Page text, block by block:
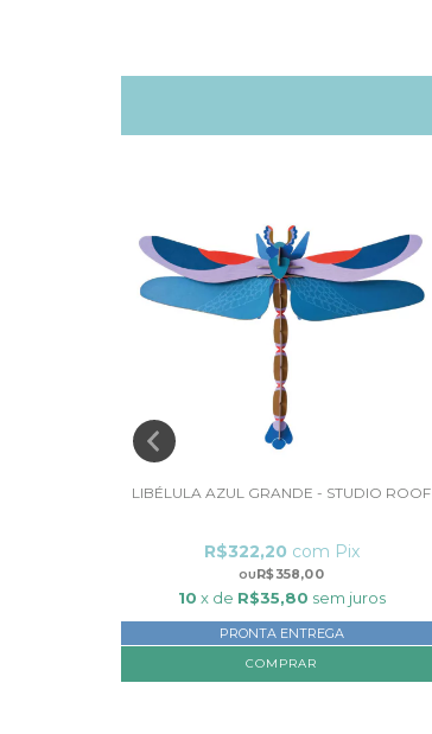
LIBÉLULA AZUL GRANDE - STUDIO ROOF
R$358,00
R$322,20 com Pix
10 x de R$35,80 sem juros
PRONTA ENTREGA